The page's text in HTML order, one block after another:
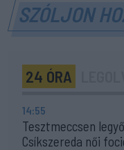
SZÓLJON
24 ÓRA
14:55
Tesztmeccsen
Csíkszereda női